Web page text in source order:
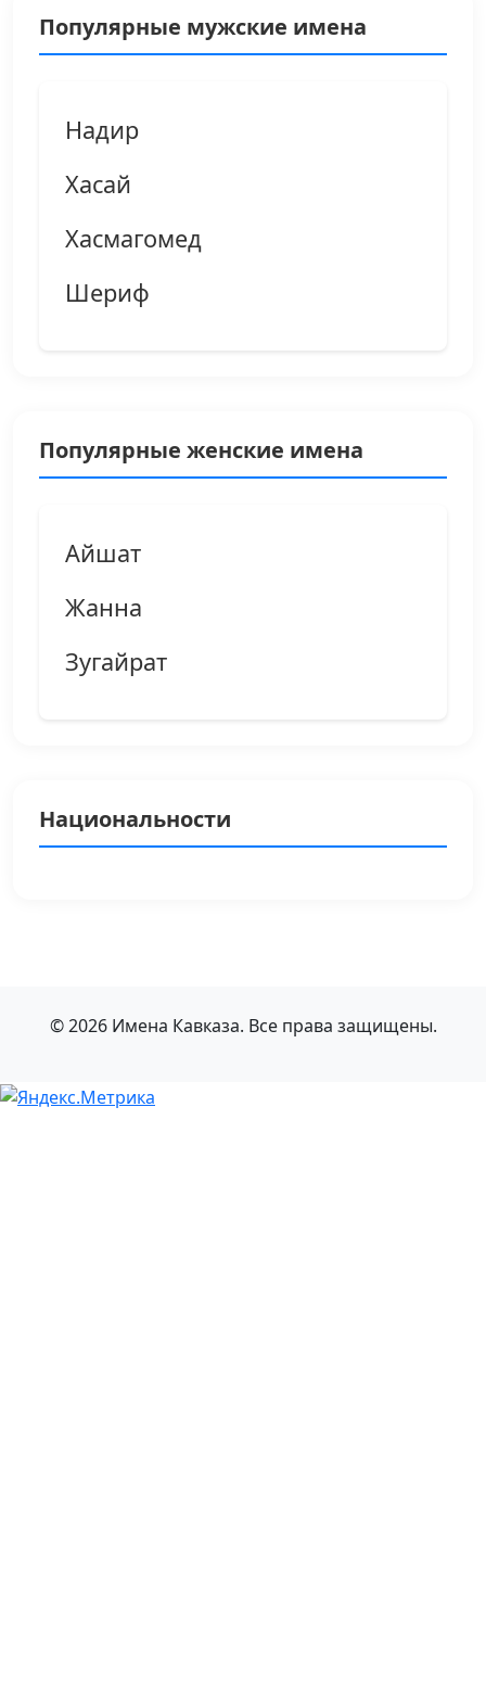
Популярные мужские имена
Надир
Хасай
Хасмагомед
Шериф
Популярные женские имена
Айшат
Жанна
Зугайрат
Национальности
© 2026 Имена Кавказа. Все права защищены.